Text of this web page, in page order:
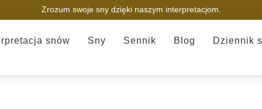
Zrozum swoje sny dzięki naszym interpretacjom.
snów Sny Sennik Blog Dziennik